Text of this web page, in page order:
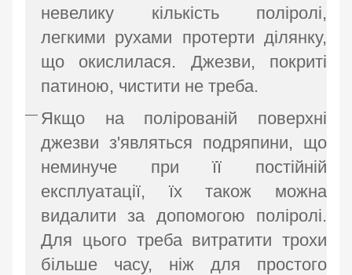
невелику кількість поліролі,
легкими рухами протерти ділянку,
що окислилася. Джезви, покриті
патиною, чистити не треба.
Якщо на полірованій поверхні
джезви з'являться подряпини, що
неминуче при її постійній
експлуатації, їх також можна
видалити за допомогою поліролі.
Для цього треба витратити трохи
більше часу, ніж для простого